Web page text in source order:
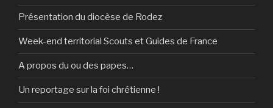
Présentation du diocèse de Rodez
Week-end territorial Scouts et Guides de France
A propos du ou des papes…
Un reportage sur la foi chrétienne !